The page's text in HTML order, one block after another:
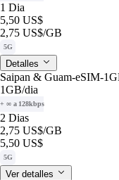
1 Dia
5,50 US$
2,75 US$/GB
5G
Detalles
Saipan & Guam-eSIM-
1GB/dia
+ ∞ a 128kbps
2 Dias
2,75 US$/GB
5,50 US$
5G
Ver detalles